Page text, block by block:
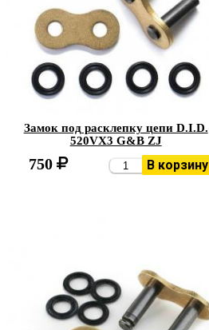
Замок под расклепку цепи D.I.D.
520VX3 G&B ZJ
750 В корзину